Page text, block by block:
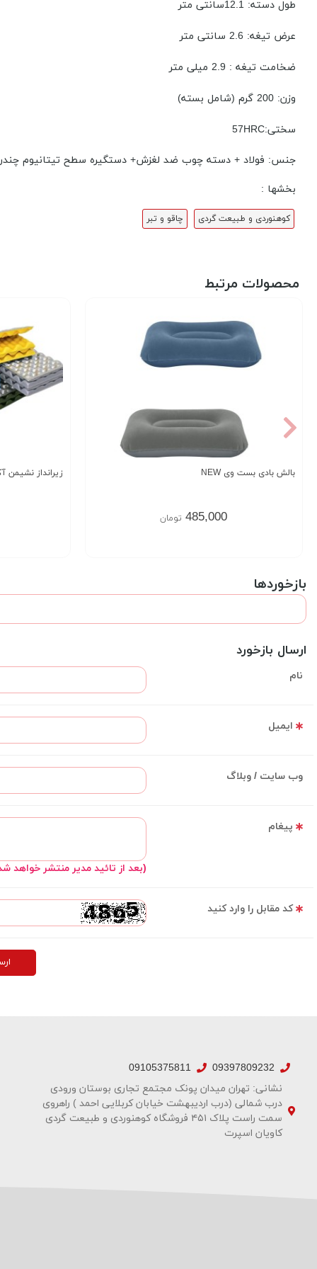
طول دسته: 12.1سانتی متر
عرض تیغه: 2.6 سانتی متر
ضخامت تیغه : 2.9 میلی متر
وزن: 200 گرم (شامل بسته)
سختی:57HRC
جنس: فولاد + دسته چوب ضد لغزش+ دستگیره سطح تیتانیوم
بخشها :
کوهنوردی و طبیعت گردی چاقو و تبر
محصولات مرتبط
بالش بادی بست وی NEW
485,000 تومان
زیرانداز نشیمن
بازخوردها
ارسال بازخورد
نام
ایمیل
وب سایت / وبلاگ
پیغام
(بعد از تائید مدیر منتشر خواهد
کد مقابل را وارد کنید
09397809232
09105375811
نشانی: تهران میدان پونک مجتمع تجاری بوستان ورودی
درب شمالی (درب اردیبهشت خیابان کربلایی احمد ) راهروی
سمت راست پلاک ۴۵۱ فروشگاه کوهنوردی و طبیعت گردی
کاویان اسپرت